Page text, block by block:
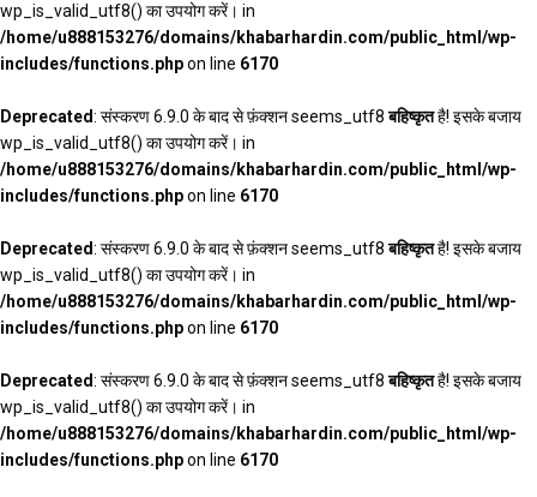
wp_is_valid_utf8() का उपयोग करें। in
/home/u888153276/domains/khabarhardin.com/public_html/wp-
includes/functions.phpon line 6170
Deprecated: संस्करण 6.9.0 के बाद से फ़ंक्शन seems_utf8बहिष्कृतहै! इसके बजाय
wp_is_valid_utf8() का उपयोग करें। in
/home/u888153276/domains/khabarhardin.com/public_html/wp-
includes/functions.phpon line 6170
Deprecated: संस्करण 6.9.0 के बाद से फ़ंक्शन seems_utf8बहिष्कृतहै! इसके बजाय
wp_is_valid_utf8() का उपयोग करें। in
/home/u888153276/domains/khabarhardin.com/public_html/wp-
includes/functions.phpon line 6170
Deprecated: संस्करण 6.9.0 के बाद से फ़ंक्शन seems_utf8बहिष्कृतहै! इसके बजाय
wp_is_valid_utf8() का उपयोग करें। in
/home/u888153276/domains/khabarhardin.com/public_html/wp-
includes/functions.phpon line 6170